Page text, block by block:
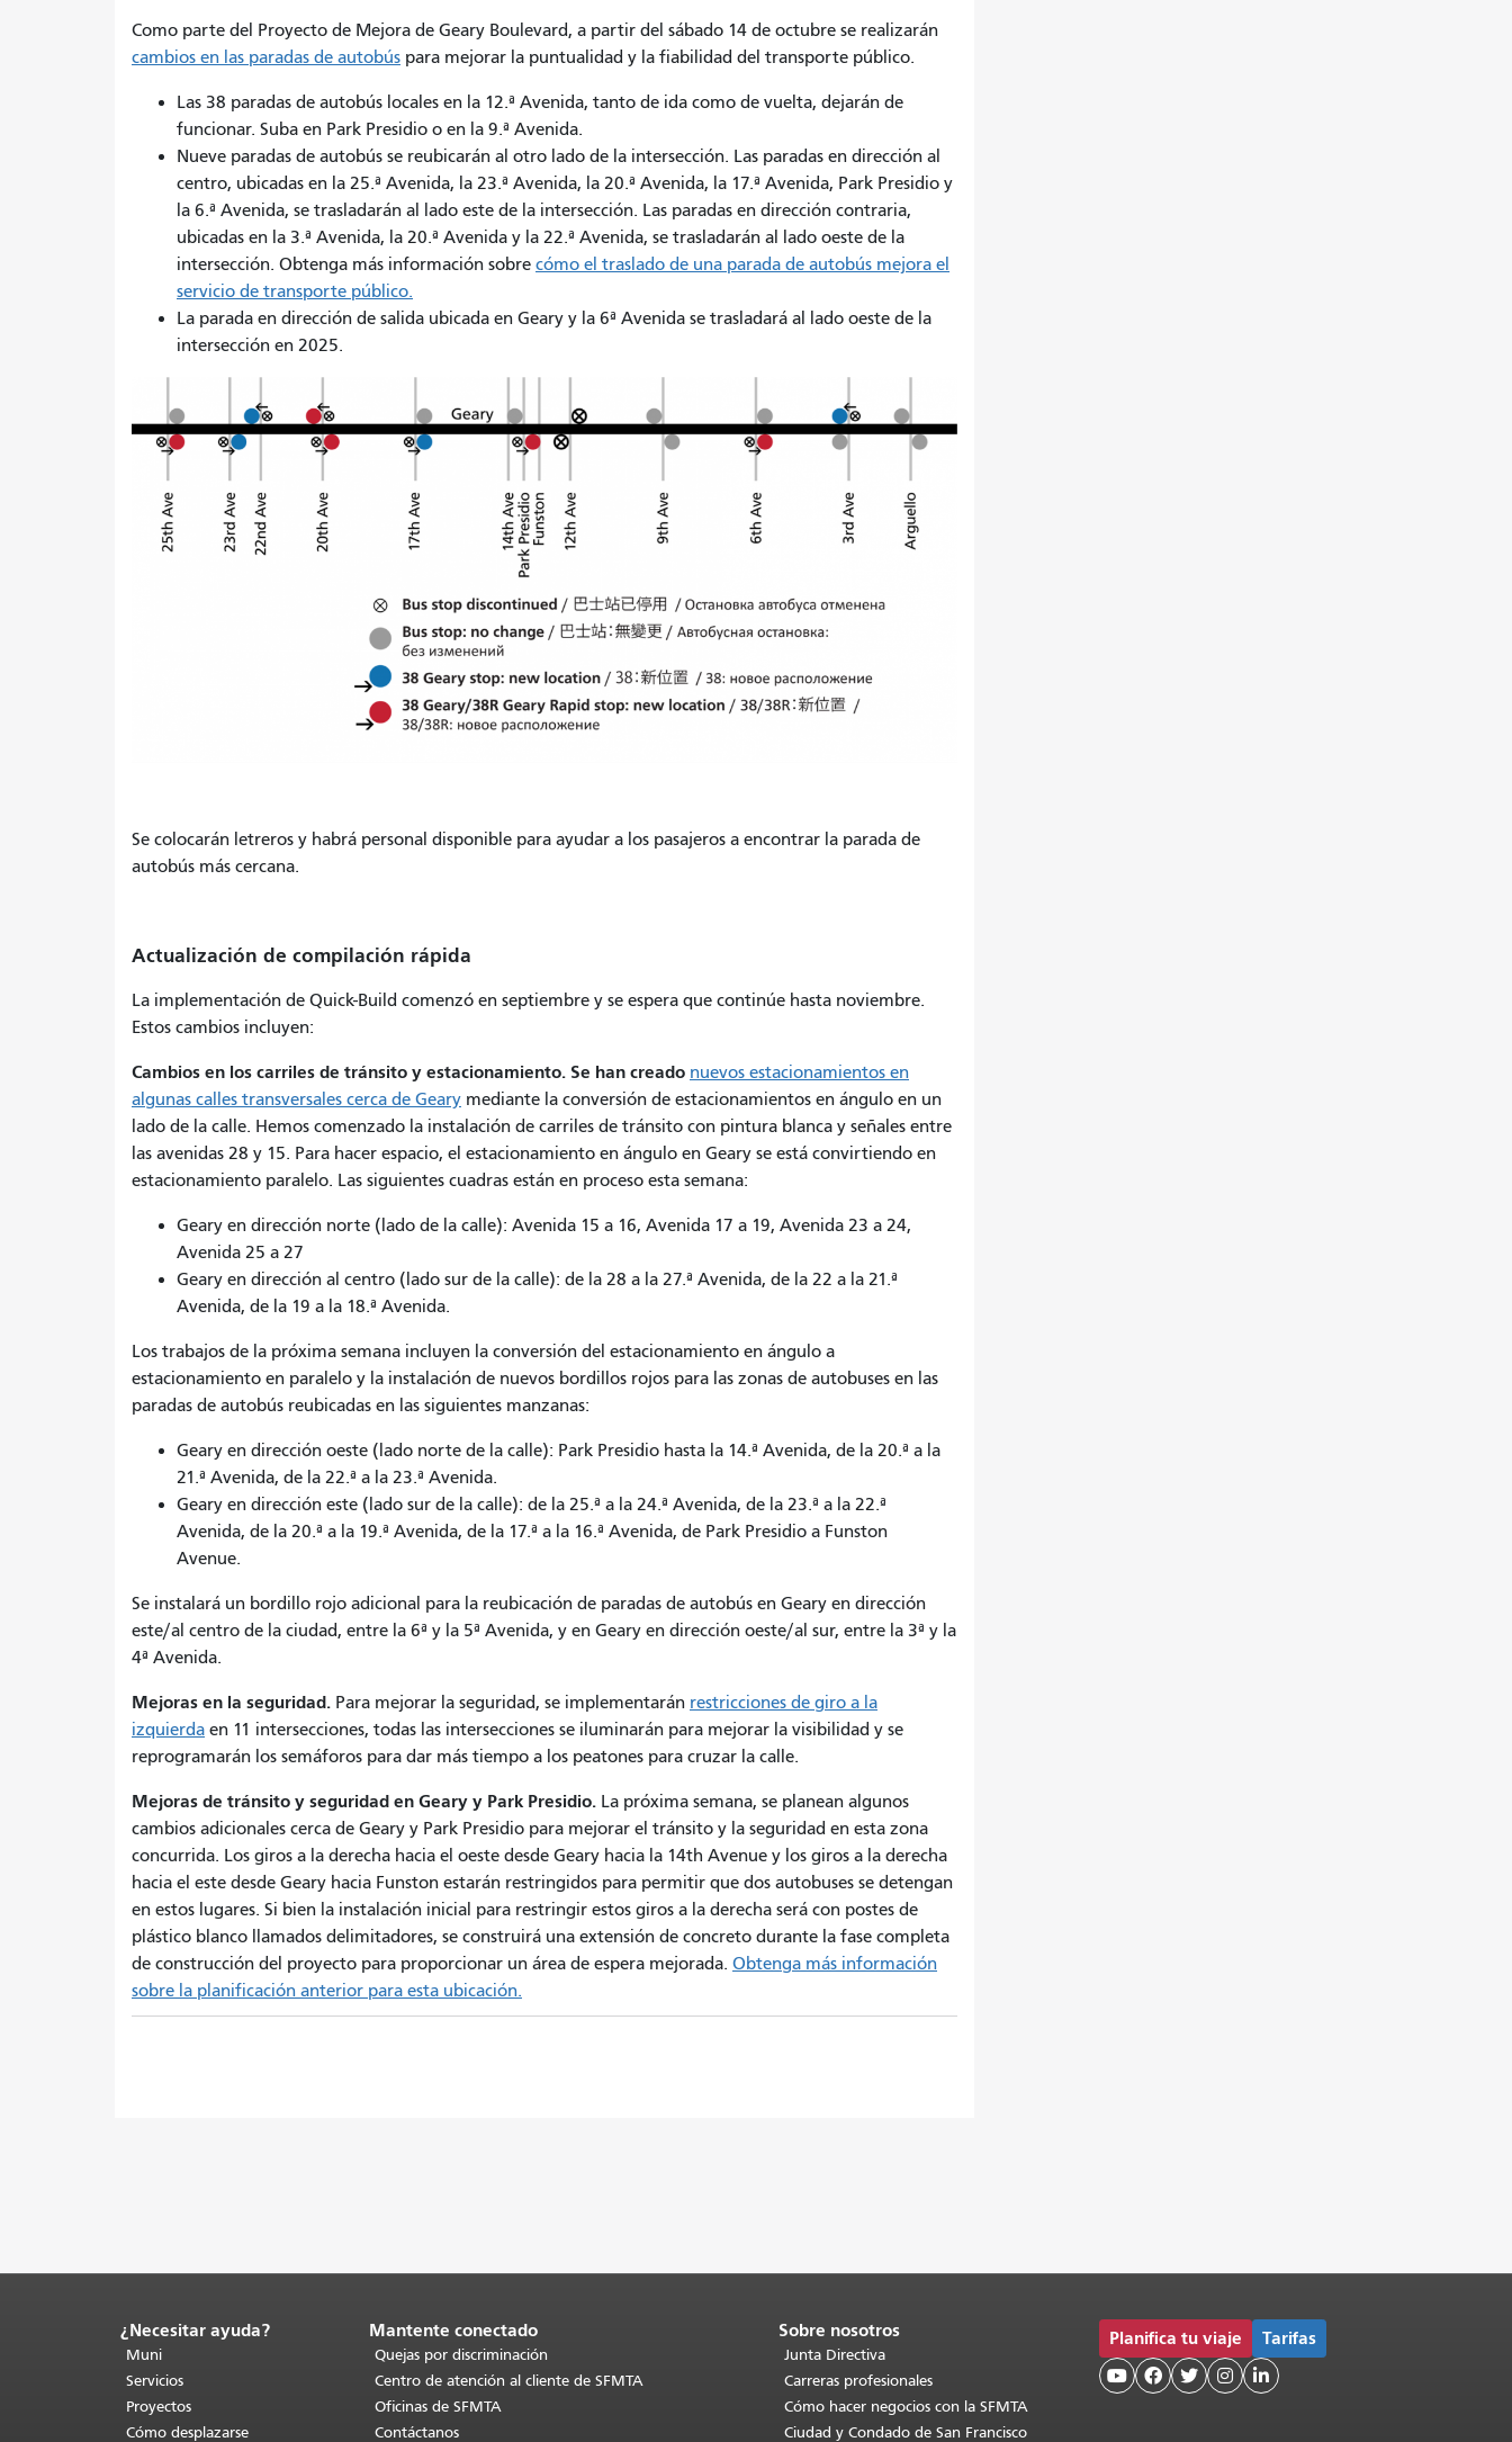
Como parte del Proyecto de Mejora de Geary Boulevard, a partir del sábado 14 de octubre se realizarán
cambios en las paradas de autobús para mejorar la puntualidad y la fiabilidad del transporte público.
Las 38 paradas de autobús locales en la 12.ª Avenida, tanto de ida como de vuelta, dejarán de
funcionar. Suba en Park Presidio o en la 9.ª Avenida.
Nueve paradas de autobús se reubicarán al otro lado de la intersección. Las paradas en dirección al
centro, ubicadas en la 25.ª Avenida, la 23.ª Avenida, la 20.ª Avenida, la 17.ª Avenida, Park Presidio y
la 6.ª Avenida, se trasladarán al lado este de la intersección. Las paradas en dirección contraria,
ubicadas en la 3.ª Avenida, la 20.ª Avenida y la 22.ª Avenida, se trasladarán al lado oeste de la
intersección. Obtenga más información sobre cómo el traslado de una parada de autobús mejora el
servicio de transporte público.
La parada en dirección de salida ubicada en Geary y la 6ª Avenida se trasladará al lado oeste de la
intersección en 2025.
Se colocarán letreros y habrá personal disponible para ayudar a los pasajeros a encontrar la parada de
autobús más cercana.
Actualización de compilación rápida
La implementación de Quick-Build comenzó en septiembre y se espera que continúe hasta noviembre.
Estos cambios incluyen:
Cambios en los carriles de tránsito y estacionamiento. Se han creado nuevos estacionamientos en
algunas calles transversales cerca de Geary mediante la conversión de estacionamientos en ángulo en un
lado de la calle. Hemos comenzado la instalación de carriles de tránsito con pintura blanca y señales entre
las avenidas 28 y 15. Para hacer espacio, el estacionamiento en ángulo en Geary se está convirtiendo en
estacionamiento paralelo. Las siguientes cuadras están en proceso esta semana:
Geary en dirección norte (lado de la calle): Avenida 15 a 16, Avenida 17 a 19, Avenida 23 a 24,
Avenida 25 a 27
Geary en dirección al centro (lado sur de la calle): de la 28 a la 27.ª Avenida, de la 22 a la 21.ª
Avenida, de la 19 a la 18.ª Avenida.
Los trabajos de la próxima semana incluyen la conversión del estacionamiento en ángulo a
estacionamiento en paralelo y la instalación de nuevos bordillos rojos para las zonas de autobuses en las
paradas de autobús reubicadas en las siguientes manzanas:
Geary en dirección oeste (lado norte de la calle): Park Presidio hasta la 14.ª Avenida, de la 20.ª a la
21.ª Avenida, de la 22.ª a la 23.ª Avenida.
Geary en dirección este (lado sur de la calle): de la 25.ª a la 24.ª Avenida, de la 23.ª a la 22.ª
Avenida, de la 20.ª a la 19.ª Avenida, de la 17.ª a la 16.ª Avenida, de Park Presidio a Funston
Avenue.
Se instalará un bordillo rojo adicional para la reubicación de paradas de autobús en Geary en dirección
este/al centro de la ciudad, entre la 6ª y la 5ª Avenida, y en Geary en dirección oeste/al sur, entre la 3ª y la
4ª Avenida.
Mejoras en la seguridad. Para mejorar la seguridad, se implementarán restricciones de giro a la
izquierda en 11 intersecciones, todas las intersecciones se iluminarán para mejorar la visibilidad y se
reprogramarán los semáforos para dar más tiempo a los peatones para cruzar la calle.
Mejoras de tránsito y seguridad en Geary y Park Presidio. La próxima semana, se planean algunos
cambios adicionales cerca de Geary y Park Presidio para mejorar el tránsito y la seguridad en esta zona
concurrida. Los giros a la derecha hacia el oeste desde Geary hacia la 14th Avenue y los giros a la derecha
hacia el este desde Geary hacia Funston estarán restringidos para permitir que dos autobuses se detengan
en estos lugares. Si bien la instalación inicial para restringir estos giros a la derecha será con postes de
plástico blanco llamados delimitadores, se construirá una extensión de concreto durante la fase completa
de construcción del proyecto para proporcionar un área de espera mejorada. Obtenga más información
sobre la planificación anterior para esta ubicación.
Fin
del
contenido
de
la
¿Necesitar ayuda?
Muni
Servicios
Proyectos
Cómo desplazarse
Mantente conectado
Quejas por discriminación
Centro de atención al cliente de SFMTA
Oficinas de SFMTA
Contáctanos
Sobre nosotros
Junta Directiva
Carreras profesionales
Cómo hacer negocios con la SFMTA
Ciudad y Condado de San Francisco
Planifica tu viaje Tarifas
    